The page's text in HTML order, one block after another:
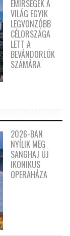
EMÍRSÉGEK A
VILÁG EGYIK
LEGVONZÓBB
CÉLORSZÁGA
LETT A
BEVÁNDORLÓK
SZÁMÁRA
2026-BAN
NYÍLIK MEG
SANGHAJ ÚJ
IKONIKUS
OPERAHÁZA